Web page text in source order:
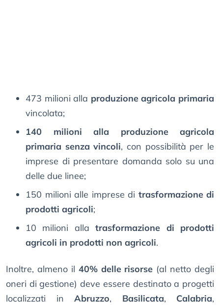
473 milioni alla produzione agricola primaria
vincolata;
140 milioni alla produzione agricola
primaria senza vincoli, con possibilità per le
imprese di presentare domanda solo su una
delle due linee;
150 milioni alle imprese di trasformazione di
prodotti agricoli;
10 milioni allatrasformazione di prodotti
agricoli in prodotti non agricoli.
Inoltre, almeno il 40% delle risorse (al netto degli
oneri di gestione) deve essere destinato a progetti
localizzati in Abruzzo, Basilicata, Calabria,